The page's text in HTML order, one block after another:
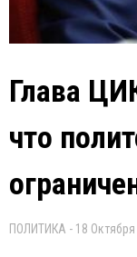
Глава
что
ПОЛИТИКА - 18